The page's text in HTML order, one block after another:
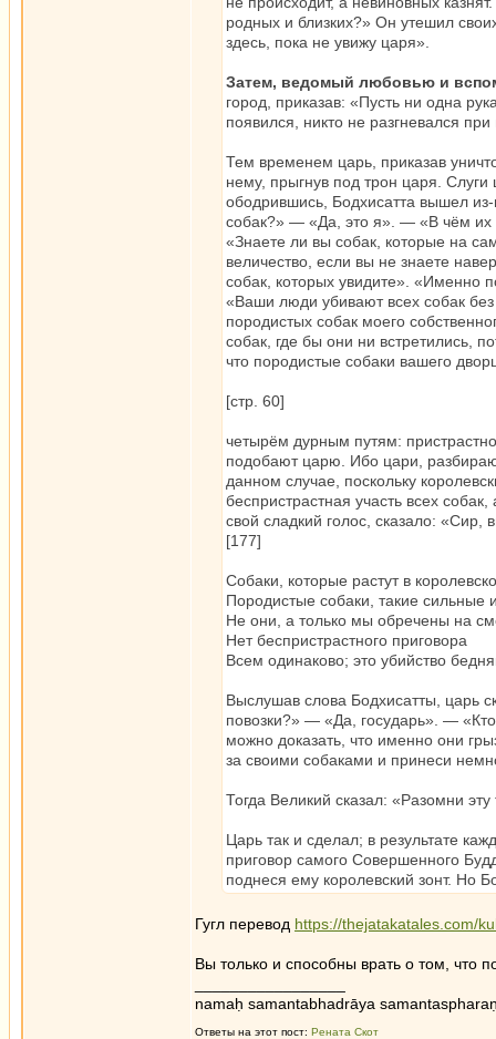
родных и близких?» Он утешил
здесь, пока не увижу царя».
Затем, ведомый любовью и
город, приказав: «Пусть ни одна
появился, никто не разгневался при
Тем временем царь, приказав
нему, прыгнув под трон царя.
ободрившись, Бодхисатта вышел
собак?» — «Да, это я». — «В чём их
«Знаете ли вы собак, которые на
величество, если вы не знаете
собак, которых увидите». «Именно
«Ваши люди убивают всех собак
породистых собак моего
собак, где бы они ни встретились,
что породистые собаки вашего
[стр. 60]
четырём дурным путям:
подобают царю. Ибо цари,
данном случае, поскольку
беспристрастная участь всех
свой сладкий голос, сказало:
[177]
Собаки, которые растут в
Породистые собаки, такие сильные
Не они, а только мы обречены на
Нет беспристрастного приговора
Всем одинаково; это убийство
Выслушав слова Бодхисатты, царь
повозки?» — «Да, государь». —
можно доказать, что именно они
за своими собаками и принеси
Тогда Великий сказал: «Разомни
Царь так и сделал; в результате
приговор самого Совершенного
поднеся ему королевский зонт. Но
Гугл перевод https://thejatakatales.com/
Вы только и способны врать о том, что
namaḥ samantabhadrāya
Ответы на этот пост: Рената Скот